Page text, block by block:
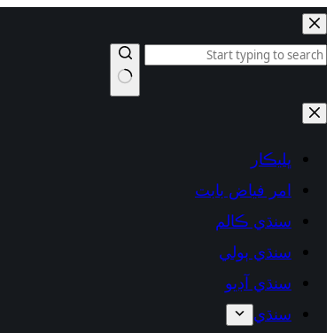
Skip
to
No
ڀليڪار
امر فياض بابت
سنڌي ڪالم
سنڌي ٻولي
سنڌي آڊيو
سنڌي